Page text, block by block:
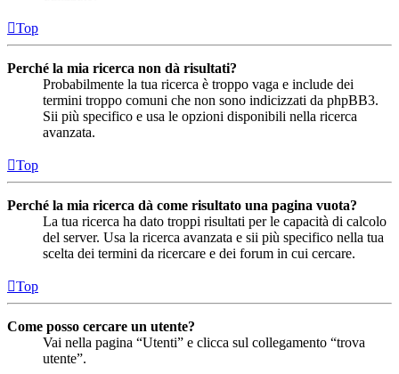
Top
Perché la mia ricerca non dà risultati?
Probabilmente la tua ricerca è troppo vaga e include dei
termini troppo comuni che non sono indicizzati da phpBB3.
Sii più specifico e usa le opzioni disponibili nella ricerca
avanzata.
Top
Perché la mia ricerca dà come risultato una pagina vuota?
La tua ricerca ha dato troppi risultati per le capacità di calcolo
del server. Usa la ricerca avanzata e sii più specifico nella tua
scelta dei termini da ricercare e dei forum in cui cercare.
Top
Come posso cercare un utente?
Vai nella pagina “Utenti” e clicca sul collegamento “trova
utente”.